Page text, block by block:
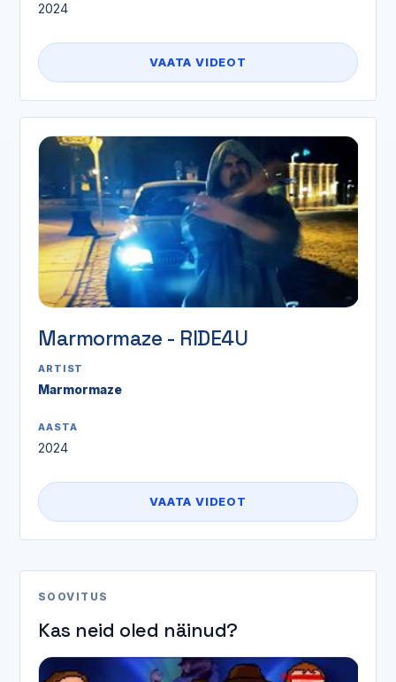
2024
VAATA VIDEOT
Marmormaze - RIDE4U
ARTIST
Marmormaze
AASTA
2024
VAATA VIDEOT
SOOVITUS
Kas neid oled näinud?